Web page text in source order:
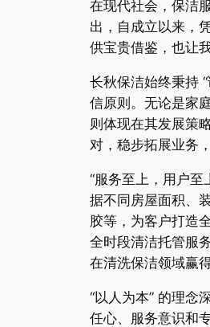
在现代社会，保洁
出，自成立以来，
供宝贵借鉴，也让
长秋保洁始终秉持
信原则。无论是家
则体现在其发展策
对，稳步拓展业务
“服务至上，用户
据不同房屋面积、
胶等，为客户打造
全时段清洁托管服
在清洗保洁领域赢
“以人为本” 的理念
任心、服务意识和